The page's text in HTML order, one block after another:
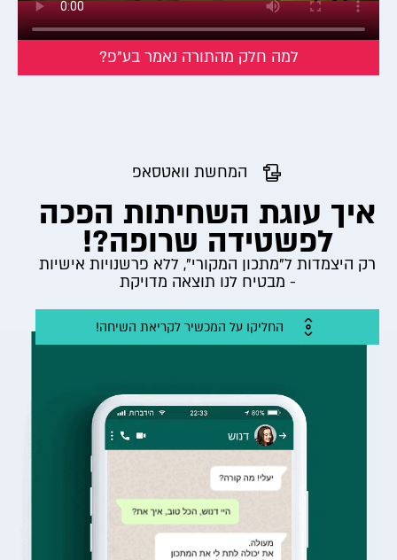
למה חלק מהתורה נאמר בע"פ?
המחשת וואטסאפ
איך עוגת השחיתות הפכה
לפשטידה שרופה?!
רק היצמדות ל"מתכון המקורי", ללא פרשנויות אישיות
- מבטיח לנו תוצאה מדויקת
החליקו על המכשיר לקריאת השיחה!